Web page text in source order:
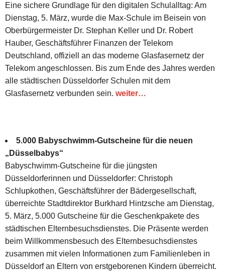
Eine sichere Grundlage für den digitalen Schulalltag: Am
Dienstag, 5. März, wurde die Max-Schule im Beisein von
Oberbürgermeister Dr. Stephan Keller und Dr. Robert
Hauber, Geschäftsführer Finanzen der Telekom
Deutschland, offiziell an das moderne Glasfasernetz der
Telekom angeschlossen. Bis zum Ende des Jahres werden
alle städtischen Düsseldorfer Schulen mit dem
Glasfasernetz verbunden sein. weiter…
5.000 Babyschwimm-Gutscheine für die neuen
„Düsselbabys“
Babyschwimm-Gutscheine für die jüngsten
Düsseldorferinnen und Düsseldorfer: Christoph
Schlupkothen, Geschäftsführer der Bädergesellschaft,
überreichte Stadtdirektor Burkhard Hintzsche am Dienstag,
5. März, 5.000 Gutscheine für die Geschenkpakete des
städtischen Elternbesuchsdienstes. Die Präsente werden
beim Willkommensbesuch des Elternbesuchsdienstes
zusammen mit vielen Informationen zum Familienleben in
Düsseldorf an Eltern von erstgeborenen Kindern überreicht.